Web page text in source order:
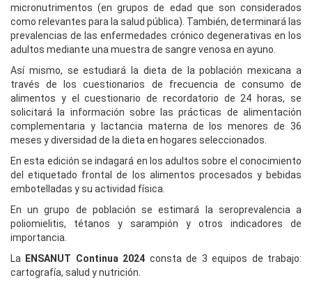
micronutrimentos (en grupos de edad que son considerados
como relevantes para la salud pública). También, determinará las
prevalencias de las enfermedades crónico degenerativas en los
adultos mediante una muestra de sangre venosa en ayuno.
Así mismo, se estudiará la dieta de la población mexicana a
través de los cuestionarios de frecuencia de consumo de
alimentos y el cuestionario de recordatorio de 24 horas, se
solicitará la información sobre las prácticas de alimentación
complementaria y lactancia materna de los menores de 36
meses y diversidad de la dieta en hogares seleccionados.
En esta edición se indagará en los adultos sobre el conocimiento
del etiquetado frontal de los alimentos procesados y bebidas
embotelladas y su actividad física.
En un grupo de población se estimará la seroprevalencia a
poliomielitis, tétanos y sarampión y otros indicadores de
importancia.
La
ENSANUT Continua 2024 consta de 3 equipos de trabajo:
cartografía, salud y nutrición.